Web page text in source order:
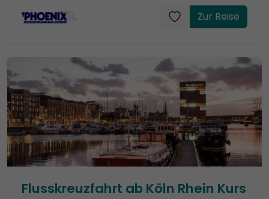
Zur Reise
Flusskreuzfahrt ab Köln Rhein Kurs